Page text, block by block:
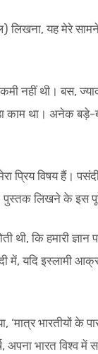
यह मेरे
कमी नहीं थी। बस,
काम था। अनेक
विषय हैं।
लिखने के इस
कि हमारी ज्ञान
में, यदि इस्लामी
‘मात्र भारतीयों के
भारत विश्व में